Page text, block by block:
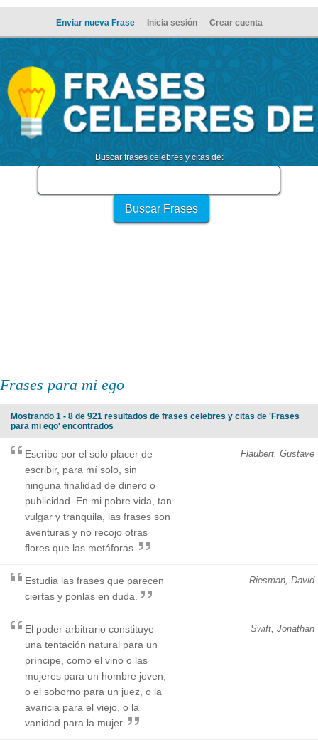
Enviar nueva Frase Inicia sesión Crear cuenta
Buscar frases celebres y citas de:
Frases para mi ego
Mostrando 1 - 8 de 921 resultados de frases celebres y citas de 'Frases
para mi ego' encontrados
Flaubert, Gustave
Escribo por el solo placer de
escribir, para mí solo, sin
ninguna finalidad de dinero o
publicidad. En mi pobre vida, tan
vulgar y tranquila, las frases son
aventuras y no recojo otras
flores que las metáforas.
Riesman, David
Estudia las frases que parecen
ciertas y ponlas en duda.
Swift, Jonathan
El poder arbitrario constituye
una tentación natural para un
príncipe, como el vino o las
mujeres para un hombre joven,
o el soborno para un juez, o la
avaricia para el viejo, o la
vanidad para la mujer.